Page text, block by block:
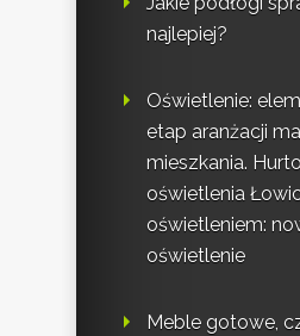
najlepiej?
Oświetlenie:
etap aranżacji
mieszkania.
oświetlenia
oświetleniem:
oświetlenie
Meble gotowe,